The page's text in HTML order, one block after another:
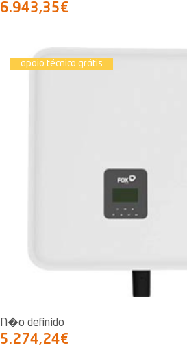
6.943,35€
apoio técnico grátis
N�o definido
5.274,24€